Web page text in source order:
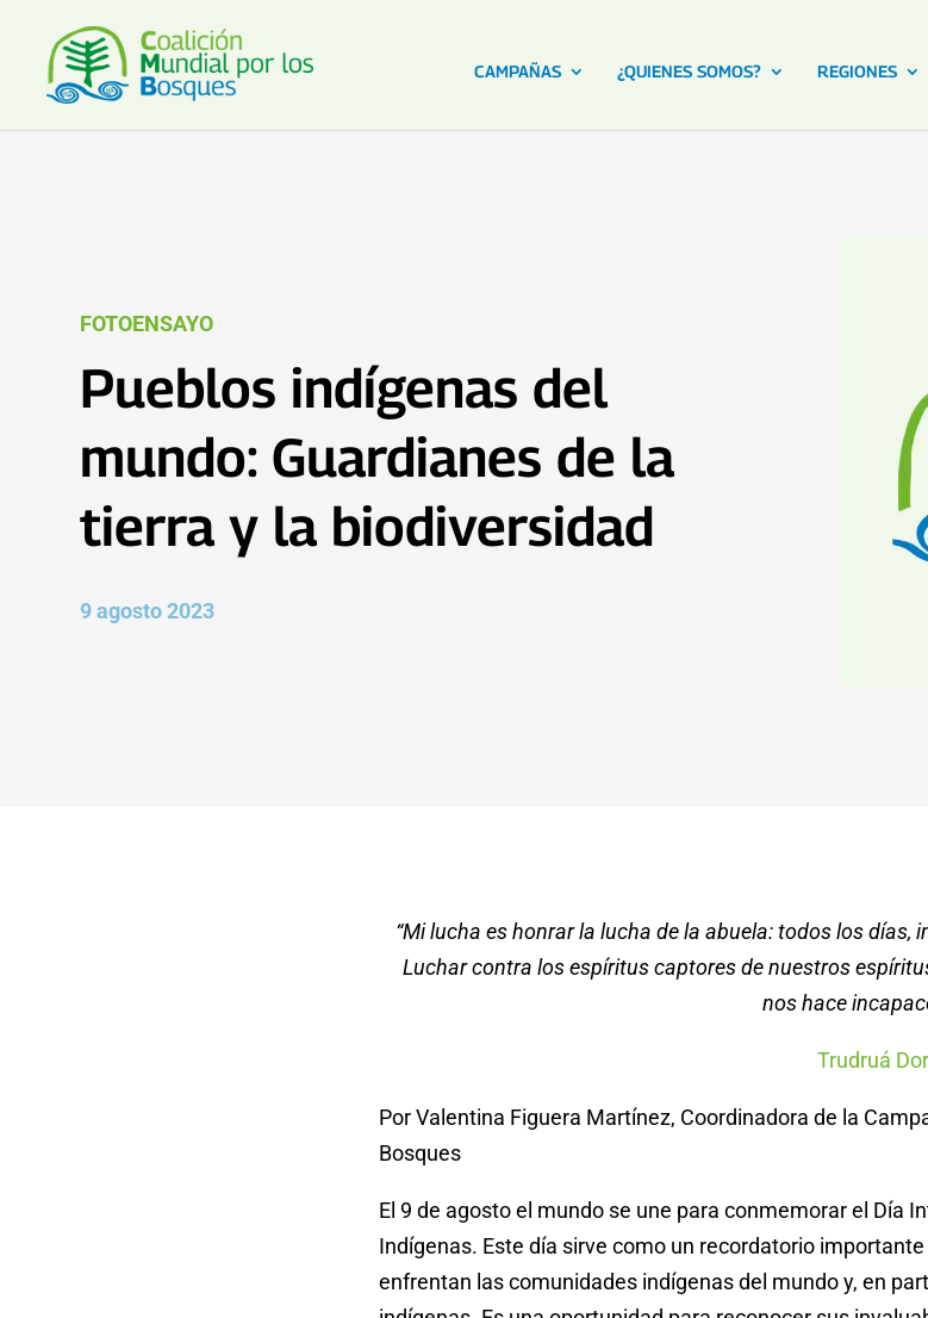
CAMPAÑAS ¿QUIENES SOMOS? REGIONES
FOTOENSAYO
Pueblos indígenas del
mundo: Guardianes de la
tierra y la biodiversidad
9 agosto 2023
“Mi lucha es honrar la lucha de la abuela: todos los días,
Luchar contra los espíritus captores de nuestros
nos hace
Trudruá
Por Valentina Figuera Martínez, Coordinadora de la
Bosques
El 9 de agosto el mundo se une para conmemorar el Día
Indígenas. Este día sirve como un recordatorio
enfrentan las comunidades indígenas del mundo y, en